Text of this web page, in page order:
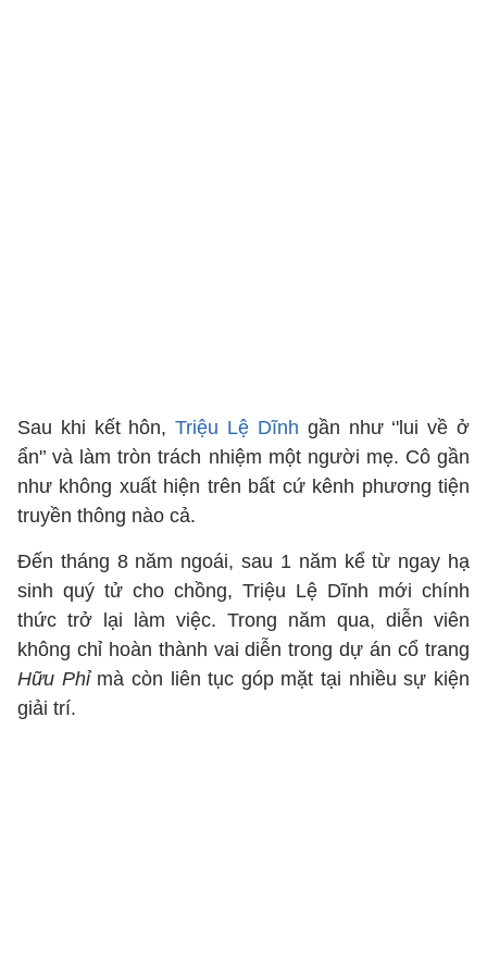
Sau khi kết hôn,Triệu Lệ Dĩnh gần như ‘'lui về ở
ẩn'’ và làm tròn trách nhiệm một người mẹ. Cô gần
như không xuất hiện trên bất cứ kênh phương tiện
truyền thông nào cả.
Đến tháng 8 năm ngoái, sau 1 năm kể từ ngay hạ
sinh quý tử cho chồng, Triệu Lệ Dĩnh mới chính
thức trở lại làm việc. Trong năm qua, diễn viên
không chỉ hoàn thành vai diễn trong dự án cổ trang
Hữu Phỉ mà còn liên tục góp mặt tại nhiều sự kiện
giải trí.